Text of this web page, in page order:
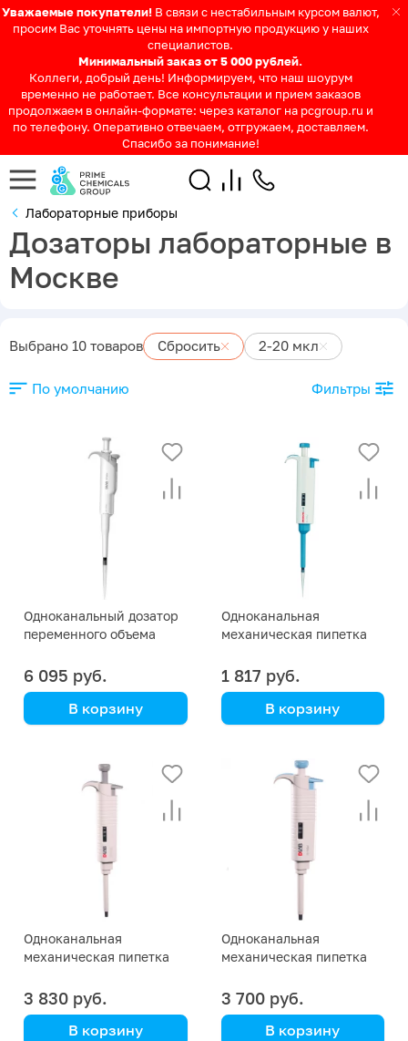
Уважаемые покупатели! В связи с нестабильным курсом валют,
просим Вас уточнять цены на импортную продукцию у наших
специалистов.
Минимальный заказ от 5 000 рублей.
Коллеги, добрый день! Информируем, что наш шоурум
временно не работает. Все консультации и прием заказов
продолжаем в онлайн-формате: через каталог на pcgroup.ru и
по телефону. Оперативно отвечаем, отгружаем, доставляем.
Спасибо за понимание!
Лабораторные приборы
Дозаторы лабораторные в
Москве
Выбрано 10 товаров Сбросить 2-20 мкл
По умолчанию Фильтры
Одноканальный дозатор
переменного объема
6 095 руб.
В корзину
Одноканальная
механическая пипетка
1 817 руб.
В корзину
Одноканальная
механическая пипетка
20 мкл
3 830 руб.
В корзину
Одноканальная
механическая пипетка
3 700 руб.
В корзину